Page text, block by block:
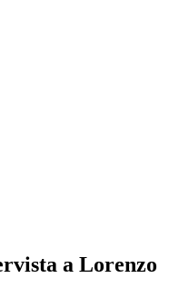
a Lorenzo